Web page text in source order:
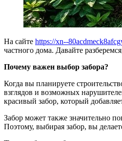
На сайте https://xn--
частного дома. Давайте
Почему важен выбор забора?
Когда вы планируете
взглядов и возможных
красивый забор, который
Забор может также значительно
Поэтому, выбирая забор, вы